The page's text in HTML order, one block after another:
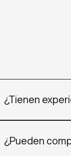
¿Tienen
que pueden
¿Pueden